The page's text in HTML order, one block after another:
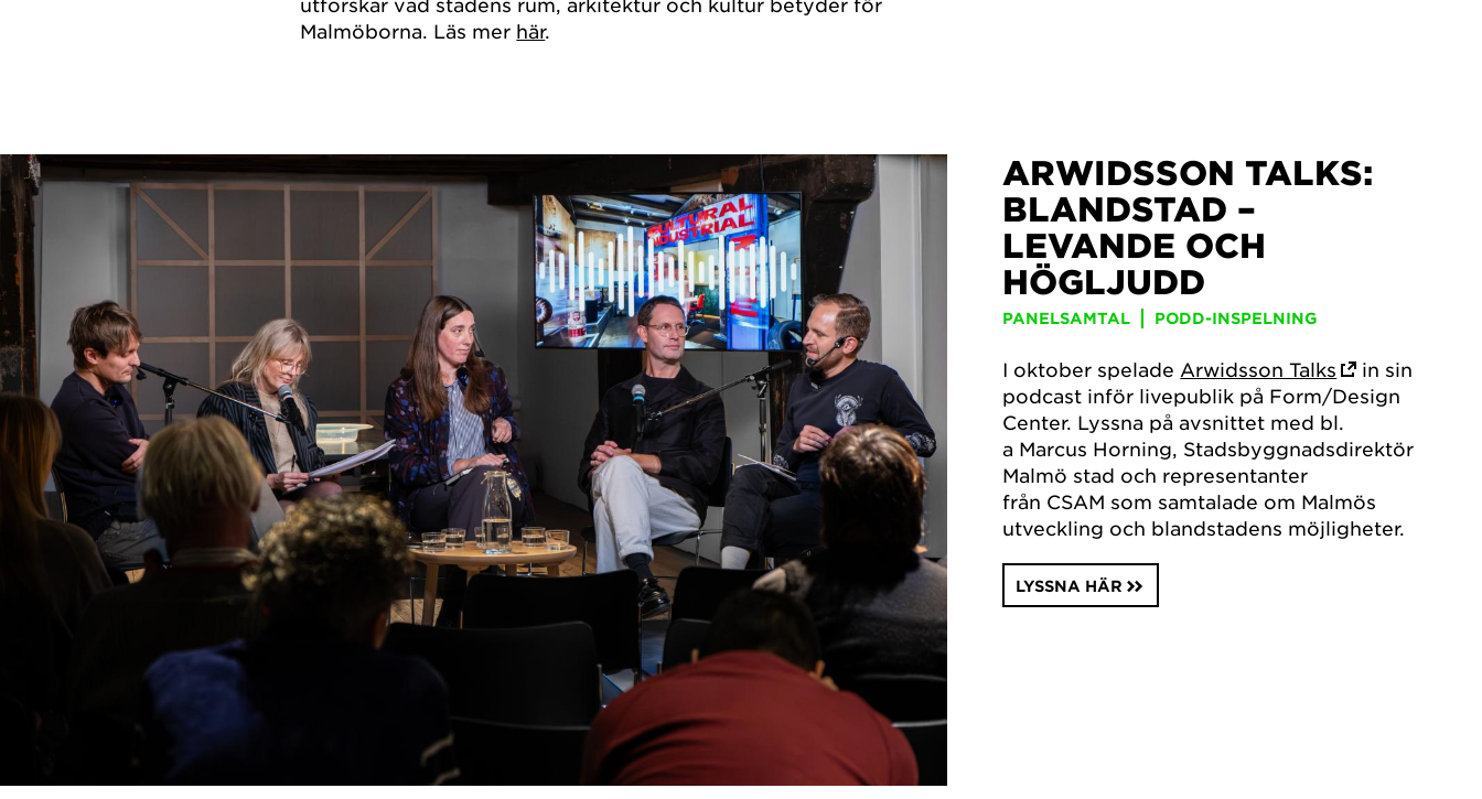
utforskar vad stadens rum, arkitektur och kultur betyder för
Malmöborna. Läs mer här.
ARWIDSSON TALKS:
BLANDSTAD –
LEVANDE OCH
HÖGLJUDD
PANELSAMTAL PODD-INSPELNING
I oktober spelade Arwidsson Talks
in sin
podcast inför livepublik på Form/Design
Center. Lyssna på avsnittet med bl.
a Marcus Horning, Stadsbyggnadsdirektör
Malmö stad och representanter
från CSAM som samtalade om Malmös
utveckling och blandstadens möjligheter.
LYSSNA HÄR